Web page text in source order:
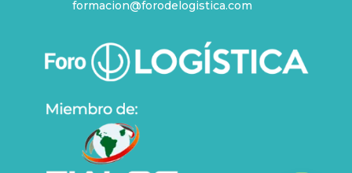
formacion@forodelogistica.com